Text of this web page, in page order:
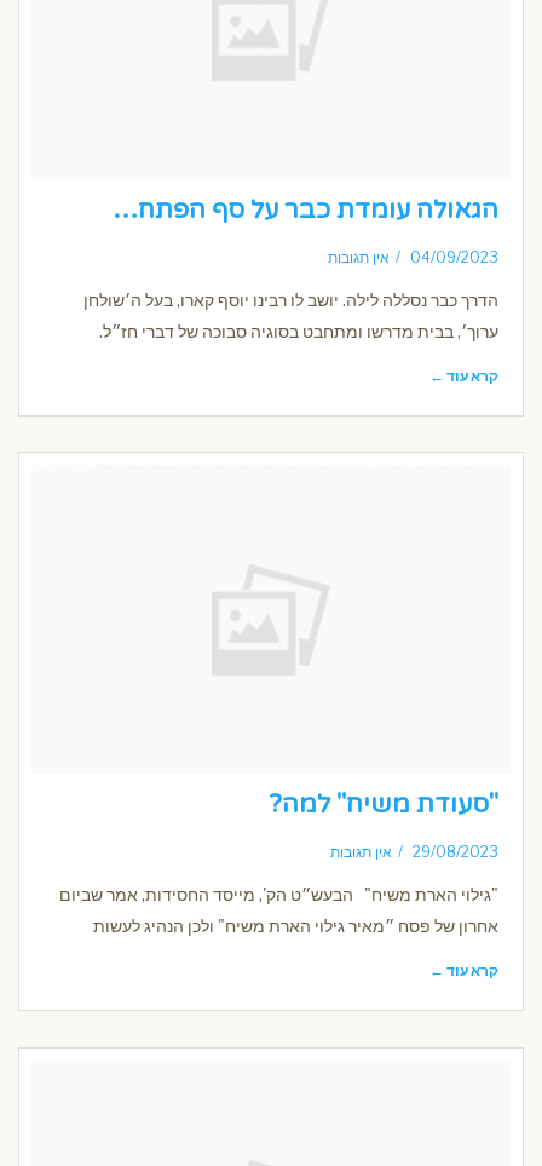
הגאולה עומדת כבר על סף הפתח…
04/09/2023 אין תגובות
הדרך כבר נסללה לילה. יושב לו רבינו יוסף קארו, בעל ה׳שולחן
ערוך׳, בבית מדרשו ומתחבט בסוגיה סבוכה של דברי חז״ל.
קרא עוד ←
"סעודת משיח" למה?
29/08/2023 אין תגובות
"גילוי הארת משיח" הבעש״ט הק', מייסד החסידות, אמר שביום
אחרון של פסח ״מאיר גילוי הארת משיח" ולכן הנהיג לעשות
קרא עוד ←